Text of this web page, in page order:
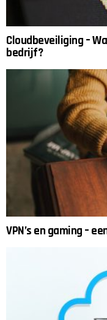
Cloudbeveiliging –
bedrijf?
VPN’s en gaming –